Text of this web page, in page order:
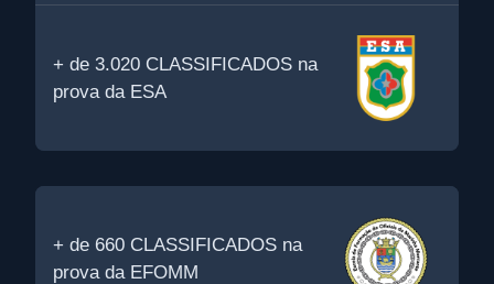
+ de 3.020 CLASSIFICADOS na
prova da ESA
+ de 660 CLASSIFICADOS na
prova da EFOMM